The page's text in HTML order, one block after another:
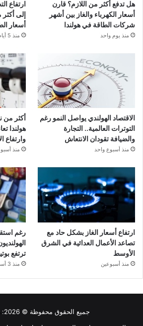
هل تدفع أكثر من اللازم؟ قارن
أسعار الكهرباء والغاز بين أشهر
شركات الطاقة في هولندا
منذ يوم واحد
ارتفاع
أسعار
منذ 5 أيام
الاقتصاد الهولندي يواصل النمو رغم
التوترات العالمية.. التجارة
والضيافة تقودان الانتعاش
منذ أسبوع واحد
أكثر
هولندا
وارتفاع
منذ
ارتفاع أسعار الغاز بشكل حاد مع
تصاعد الأعمال العدائية في الشرق
الأوسط
منذ أسبوعين
ترتفع
منذ 3 أسابيع
جميع الحقوق محفوظة © 2026: